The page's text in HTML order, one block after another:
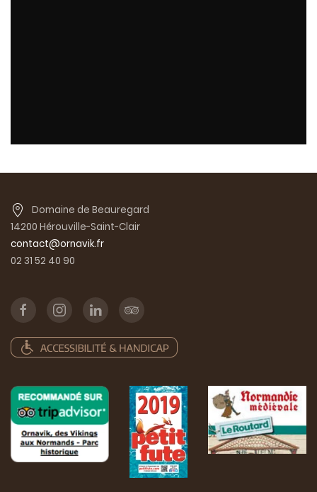
Domaine de Beauregard
14200 Hérouville-Saint-Clair
contact@ornavik.fr
02 31 52 40 90